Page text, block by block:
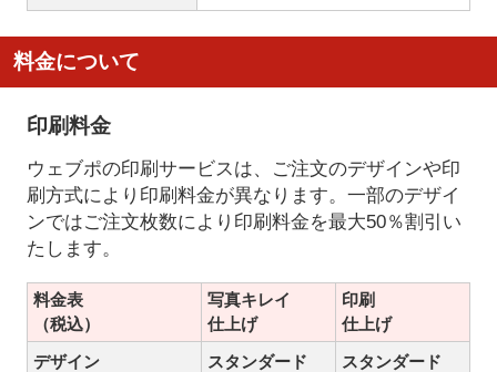
料金について
印刷料金
ウェブポの印刷サービスは、ご注文のデザインや印
刷方式により印刷料金が異なります。一部のデザイ
ンではご注文枚数により印刷料金を最大50％割引い
たします。
料金表
（税込）
写真キレイ
仕上げ
印刷
仕上げ
デザイン
スタンダード スタンダード